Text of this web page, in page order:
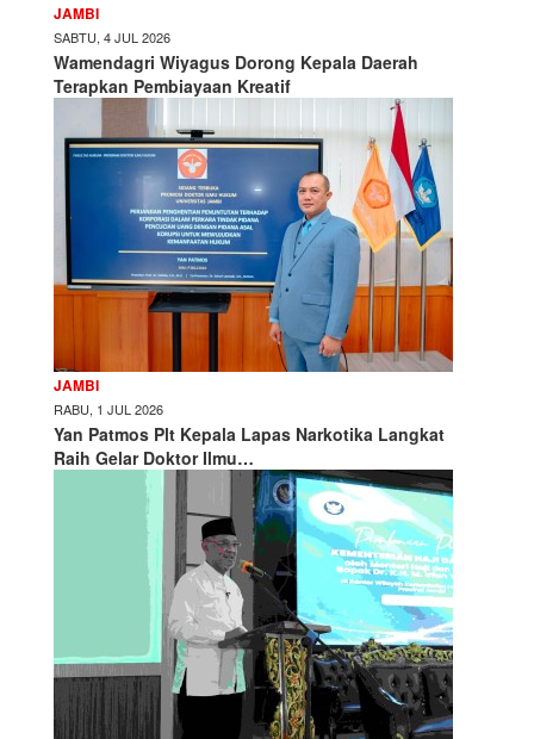
JAMBI
SABTU, 4 JUL 2026
Wamendagri Wiyagus Dorong Kepala Daerah
Terapkan Pembiayaan Kreatif
JAMBI
RABU, 1 JUL 2026
Yan Patmos Plt Kepala Lapas Narkotika Langkat
Raih Gelar Doktor Ilmu…